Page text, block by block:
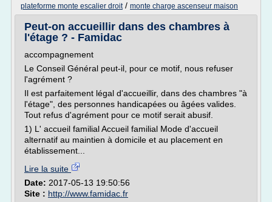
plateforme monte escalier droit/ monte charge ascenseur maison
Peut-on accueillir dans des chambres à
l'étage ? - Famidac
accompagnement
Le Conseil Général peut-il, pour ce motif, nous refuser
l'agrément ?
Il est parfaitement légal d'accueillir, dans des chambres "à
l'étage", des personnes handicapées ou âgées valides.
Tout refus d'agrément pour ce motif serait abusif.
1) L' accueil familial Accueil familial Mode d'accueil
alternatif au maintien à domicile et au placement en
établissement...
Lire la suite
Date: 2017-05-13 19:50:56
Site : http://www.famidac.fr